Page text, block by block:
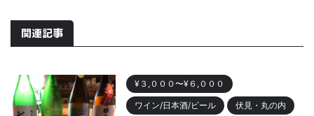
関連記事
¥３,０００〜¥６,０００
ワイン/日本酒/ビール 伏見・丸の内